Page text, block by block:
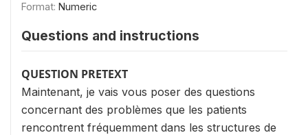
Format: Numeric
Questions and instructions
QUESTION PRETEXT
Maintenant, je vais vous poser des questions
concernant des problèmes que les patients
rencontrent fréquemment dans les structures de